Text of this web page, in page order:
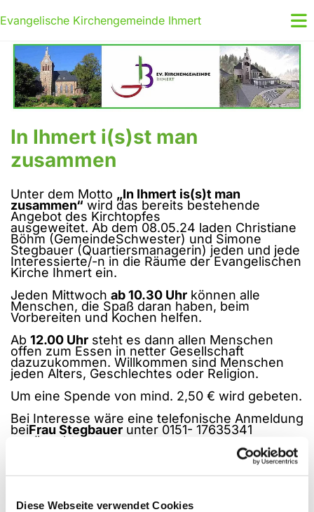
Diese Webseite verwendet Cookies
Evangelische Kirchengemeinde Ihmert
In Ihmert i(s)st man
zusammen
Unter dem Motto „In Ihmert is(s)t man
zusammen“ wird das bereits bestehende
Angebot des Kirchtopfes
ausgeweitet. Ab dem 08.05.24 laden Christiane
Böhm (GemeindeSchwester) und Simone
Stegbauer (Quartiersmanagerin) jeden und jede
Interessierte/-n in die Räume der Evangelischen
Kirche Ihmert ein.
Jeden Mittwoch ab 10.30 Uhr können alle
Menschen, die Spaß daran haben, beim
Vorbereiten und Kochen helfen.
Ab 12.00 Uhr steht es dann allen Menschen
offen zum Essen in netter Gesellschaft
dazuzukommen. Willkommen sind Menschen
jeden Alters, Geschlechtes oder Religion.
Um eine Spende von mind. 2,50 € wird gebeten.
Bei Interesse wäre eine telefonische Anmeldung
beiFrau Stegbauer unter 0151- 17635341
erwünscht.
Sollte es Interessierte geben, die den Weg zur
Kirche nicht selbst bewältigen können, wird sich